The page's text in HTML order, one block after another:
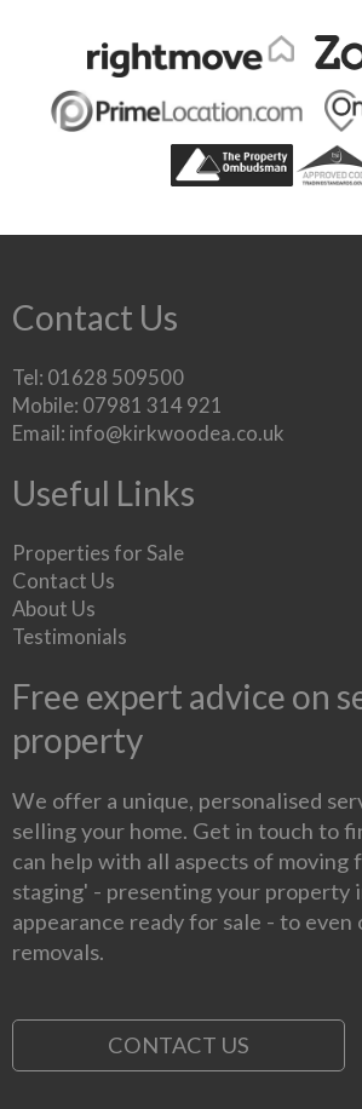
Contact Us
Tel: 01628 509500
Mobile: 07981 314 921
Email: info@kirkwoodea.co.uk
Useful Links
Properties for Sale
Contact Us
About Us
Testimonials
Free expert advice on
property
We offer a unique, personalised
selling your home. Get in touch to
can help with all aspects of moving
staging' - presenting your property
appearance ready for sale - to even
removals.
CONTACT US